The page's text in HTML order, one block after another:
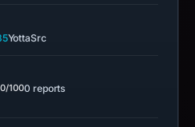
YottaSrc
0/1000 reports